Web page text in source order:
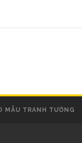
MẪU TRANH TƯỜNG